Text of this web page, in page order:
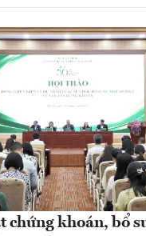
chứng khoán, bổ